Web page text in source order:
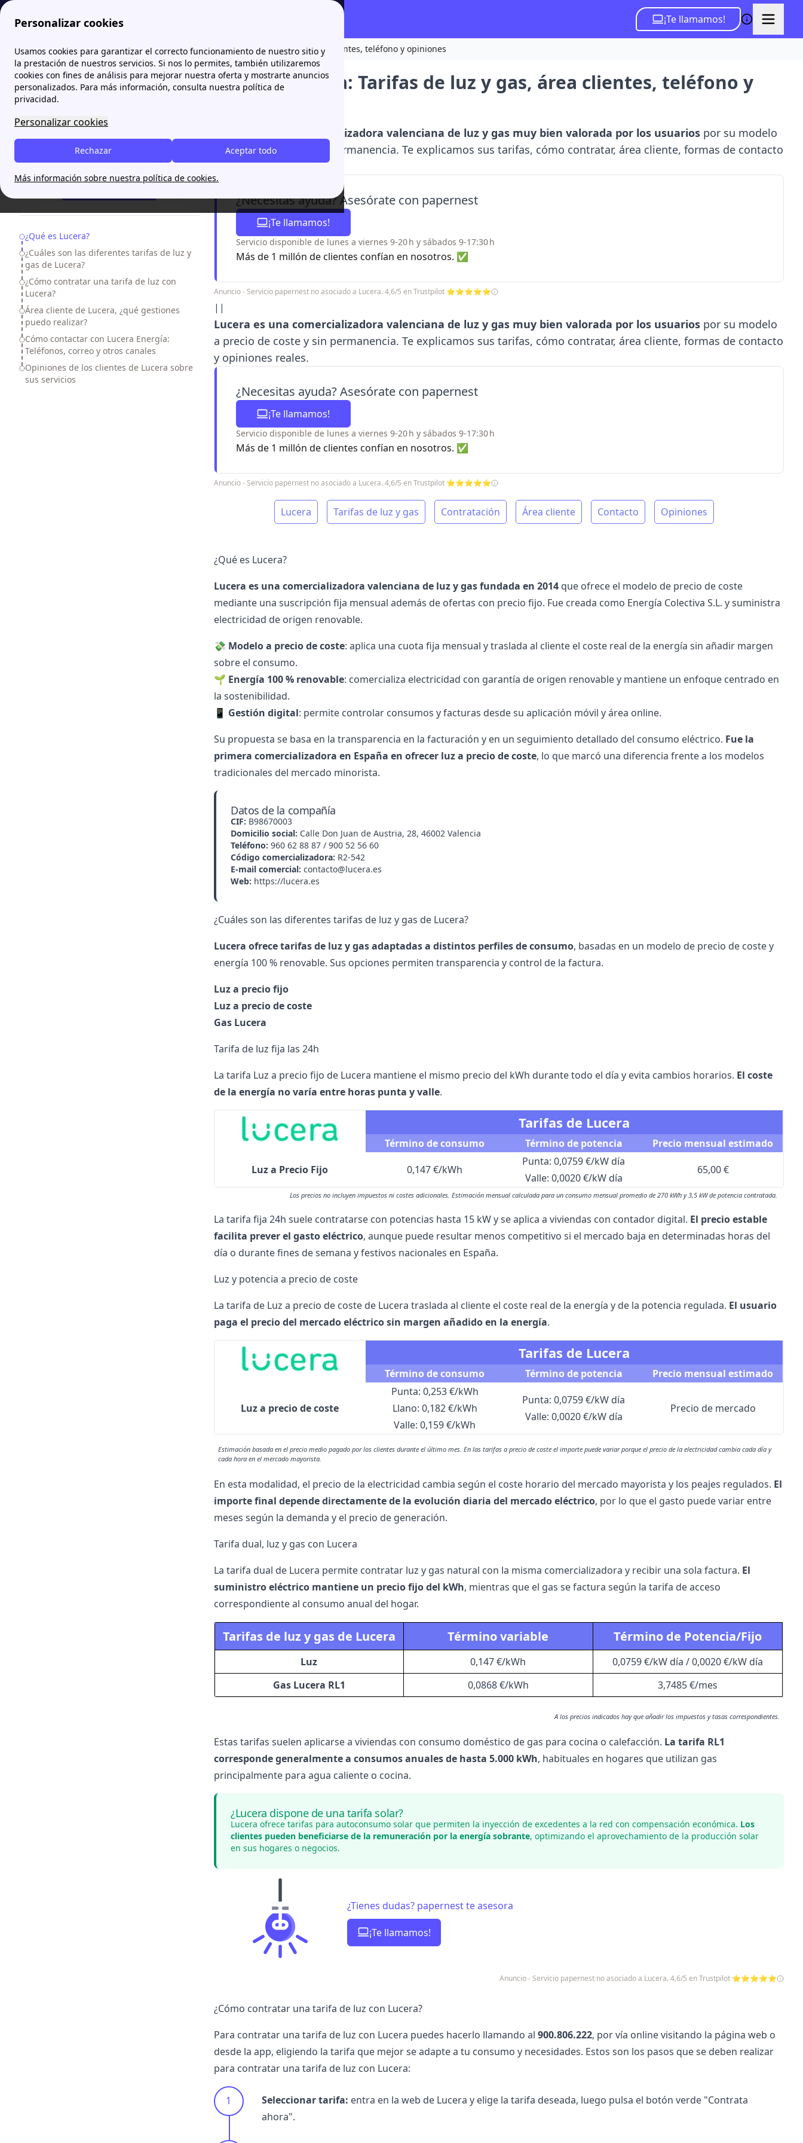
Personalizar cookies
Usamos cookies para garantizar el correcto funcionamiento de nuestro sitio y
la prestación de nuestros servicios. Si nos lo permites, también utilizaremos
cookies con fines de análisis para mejorar nuestra oferta y mostrarte anuncios
personalizados. Para más información, consulta nuestra política de
privacidad.
Personalizar cookies
Aceptar todo
Rechazar
Más información sobre nuestra política de cookies.
¡Te llamamos!
Papernest.es Comercializadoras Lucera Energía: Tarifas de luz y gas, área clientes, teléfono y opiniones
¿Necesitas ayuda?
¡Te Llamamos!
Table of Contents
¿Qué es Lucera?
¿Cuáles son las diferentes tarifas de luz y
gas de Lucera?
¿Cómo contratar una tarifa de luz con
Lucera?
Área cliente de Lucera, ¿qué gestiones
puedo realizar?
Cómo contactar con Lucera Energía:
Teléfonos, correo y otros canales
Opiniones de los clientes de Lucera sobre
sus servicios
Lucera Energía: Tarifas de luz y gas, área clientes, teléfono y
Lucera es una comercializadora valenciana de luz y gas muy bien valorada por los usuariospor su modelo
a precio de coste y sin permanencia. Te explicamos sus tarifas, cómo contratar, área cliente, formas de contacto
y opiniones reales.
¿Necesitas ayuda? Asesórate con papernest
¡Te llamamos!
Servicio disponible de lunes a viernes 9-20 h y sábados 9-17:30 h
Más de 1 millón de clientes confían en nosotros. ✅
Anuncio - Servicio papernest no asociado a Lucera. 4,6/5 en Trustpilot ⭐⭐⭐⭐⭐
||
Lucera es una comercializadora valenciana de luz y gas muy bien valorada por los usuariospor su modelo
a precio de coste y sin permanencia. Te explicamos sus tarifas, cómo contratar, área cliente, formas de contacto
y opiniones reales.
¿Necesitas ayuda? Asesórate con papernest
¡Te llamamos!
Servicio disponible de lunes a viernes 9-20 h y sábados 9-17:30 h
Más de 1 millón de clientes confían en nosotros. ✅
Anuncio - Servicio papernest no asociado a Lucera. 4,6/5 en Trustpilot ⭐⭐⭐⭐⭐
Lucera Tarifas de luz y gas Contratación Área cliente Contacto Opiniones
¿Qué es Lucera?
Lucera es una comercializadora valenciana de luz y gas fundada en 2014que ofrece el modelo de precio de coste
mediante una suscripción fija mensual además de ofertas con precio fijo. Fue creada como Energía Colectiva S.L. y suministra
electricidad de origen renovable.
💸 Modelo a precio de coste: aplica una cuota fija mensual y traslada al cliente el coste real de la energía sin añadir margen
sobre el consumo.
🌱 Energía 100 % renovable: comercializa electricidad con garantía de origen renovable y mantiene un enfoque centrado en
la sostenibilidad.
📱 Gestión digital: permite controlar consumos y facturas desde su aplicación móvil y área online.
Su propuesta se basa en la transparencia en la facturación y en un seguimiento detallado del consumo eléctrico. Fue la
primera comercializadora en España en ofrecer luz a precio de coste, lo que marcó una diferencia frente a los modelos
tradicionales del mercado minorista.
Datos de la compañía
CIF: B98670003
Domicilio social: Calle Don Juan de Austria, 28, 46002 Valencia
Teléfono: 960 62 88 87 / 900 52 56 60
Código comercializadora: R2-542
E-mail comercial: contacto@lucera.es
Web: https://lucera.es
¿Cuáles son las diferentes tarifas de luz y gas de Lucera?
Lucera ofrece tarifas de luz y gas adaptadas a distintos perfiles de consumo, basadas en un modelo de precio de coste y
energía 100 % renovable. Sus opciones permiten transparencia y control de la factura.
Luz a precio fijo
Luz a precio de coste
Gas Lucera
Tarifa de luz fija las 24h
La tarifa Luz a precio fijo de Lucera mantiene el mismo precio del kWh durante todo el día y evita cambios horarios. El coste
de la energía no varía entre horas punta y valle.
Tarifas de Lucera
Término de consumo Término de potencia
Precio mensual estimado
Luz a Precio Fijo
0,147 €/kWh
Punta: 0,0759 €/kW día
Valle: 0,0020 €/kW día
65,00 €
Los precios no incluyen impuestos ni costes adicionales. Estimación mensual calculada para un consumo mensual promedio de 270 kWh y 3,5 kW de potencia contratada.
La tarifa fija 24h suele contratarse con potencias hasta 15 kW y se aplica a viviendas con contador digital. El precio estable
facilita prever el gasto eléctrico, aunque puede resultar menos competitivo si el mercado baja en determinadas horas del
día o durante fines de semana y festivos nacionales en España.
Luz y potencia a precio de coste
La tarifa de Luz a precio de coste de Lucera traslada al cliente el coste real de la energía y de la potencia regulada. El usuario
paga el precio del mercado eléctrico sin margen añadido en la energía.
Tarifas de Lucera
Término de consumo Término de potencia Precio mensual estimado
Luz a precio de coste
Punta: 0,253 €/kWh
Llano: 0,182 €/kWh
Valle: 0,159 €/kWh
Punta: 0,0759 €/kW día
Valle: 0,0020 €/kW día
Precio de mercado
Estimación basada en el precio medio pagado por los clientes durante el último mes. En las tarifas a precio de coste el importe puede variar porque el precio de la electricidad cambia cada día y
cada hora en el mercado mayorista.
En esta modalidad, el precio de la electricidad cambia según el coste horario del mercado mayorista y los peajes regulados. El
importe final depende directamente de la evolución diaria del mercado eléctrico, por lo que el gasto puede variar entre
meses según la demanda y el precio de generación.
Tarifa dual, luz y gas con Lucera
La tarifa dual de Lucera permite contratar luz y gas natural con la misma comercializadora y recibir una sola factura. El
suministro eléctrico mantiene un precio fijo del kWh, mientras que el gas se factura según la tarifa de acceso
correspondiente al consumo anual del hogar.
Tarifas de luz y gas de Lucera Término variable Término de Potencia/Fijo
Luz 0,147 €/kWh
0,0759 €/kW día / 0,0020 €/kW día
Gas Lucera RL1
0,0868 €/kWh 3,7485 €/mes
A los precios indicados hay que añadir los impuestos y tasas correspondientes.
Estas tarifas suelen aplicarse a viviendas con consumo doméstico de gas para cocina o calefacción. La tarifa RL1
corresponde generalmente a consumos anuales de hasta 5.000 kWh, habituales en hogares que utilizan gas
principalmente para agua caliente o cocina.
¿Lucera dispone de una tarifa solar?
Lucera ofrece tarifas para autoconsumo solar que permiten la inyección de excedentes a la red con compensación económica. Los
clientes pueden beneficiarse de la remuneración por la energía sobrante, optimizando el aprovechamiento de la producción solar
en sus hogares o negocios.
¿Tienes dudas? papernest te asesora
¡Te llamamos!
Anuncio - Servicio papernest no asociado a Lucera. 4,6/5 en Trustpilot ⭐⭐⭐⭐⭐
¿Cómo contratar una tarifa de luz con Lucera?
Para contratar una tarifa de luz con Lucera puedes hacerlo llamando al 900.806.222, por vía online visitando la página web o
desde la app, eligiendo la tarifa que mejor se adapte a tu consumo y necesidades. Estos son los pasos que se deben realizar
para contratar una tarifa de luz con Lucera:
Seleccionar tarifa: entra en la web de Lucera y elige la tarifa deseada, luego pulsa el botón verde "Contrata
ahora".